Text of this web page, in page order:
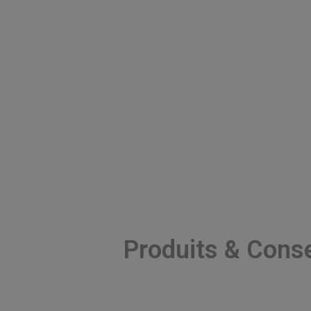
Produits &